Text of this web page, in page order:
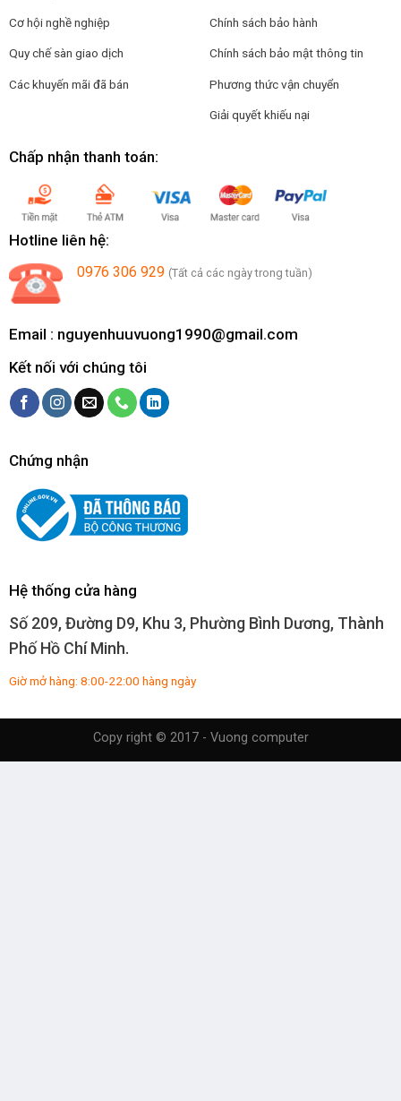
Cơ hội nghề nghiệp
Quy chế sàn giao dịch
Các khuyến mãi đã bán
Chính sách bảo hành
Chính sách bảo mật thông tin
Phương thức vận chuyển
Giải quyết khiếu nại
Chấp nhận thanh toán:
Hotline liên hệ:
0976 306 929 (Tất cả các ngày trong tuần)
Email : nguyenhuuvuong1990@gmail.com
Kết nối với chúng tôi
Chứng nhận
Hệ thống cửa hàng
Số 209, Đường D9, Khu 3, Phường Bình Dương, Thành
Phố Hồ Chí Minh.
Giờ mở hàng: 8:00-22:00 hàng ngày
Copy right © 2017 - Vuong computer